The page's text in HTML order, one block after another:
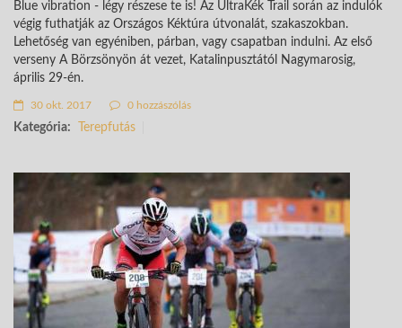
Blue vibration - légy részese te is! Az UltraKék Trail során az indulók
végig futhatják az Országos Kéktúra útvonalát, szakaszokban.
Lehetőség van egyéniben, párban, vagy csapatban indulni. Az első
verseny A Börzsönyön át vezet, Katalinpusztától Nagymarosig,
április 29-én.
30 okt. 2017 0 hozzászólás
Kategória: Terepfutás